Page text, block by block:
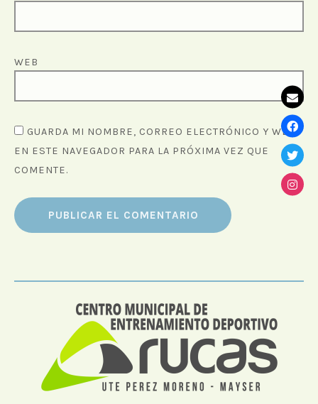
WEB
GUARDA MI NOMBRE, CORREO ELECTRÓNICO Y WEB
EN ESTE NAVEGADOR PARA LA PRÓXIMA VEZ QUE
COMENTE.